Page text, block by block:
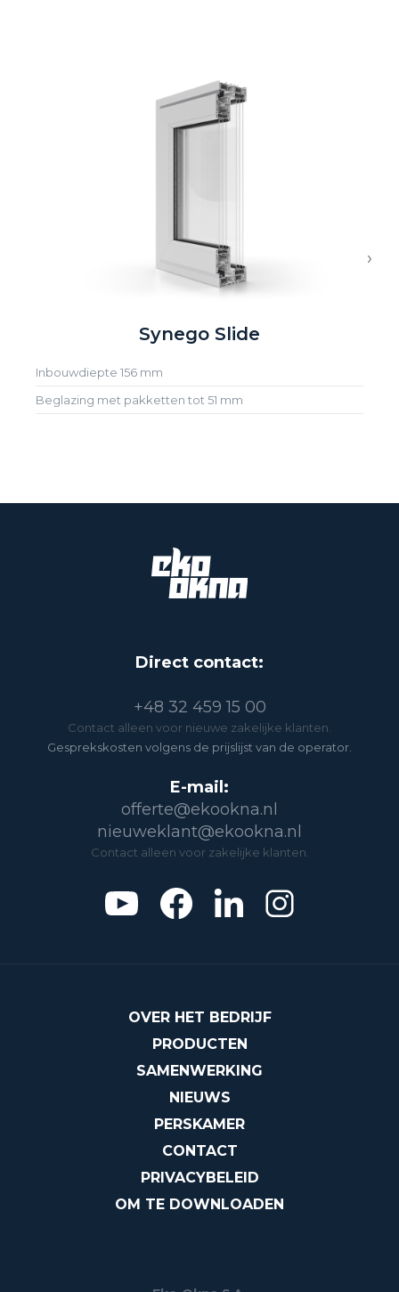
Synego Slide
Inbouwdiepte 156 mm
Beglazing met pakketten tot 51 mm
›
Direct contact:
+48 32 459 15 00
Contact alleen voor nieuwe zakelijke klanten.
Gesprekskosten volgens de prijslijst van de operator.
E-mail:
offerte@ekookna.nl
nieuweklant@ekookna.nl
Contact alleen voor zakelijke klanten.
OVER HET BEDRIJF
PRODUCTEN
SAMENWERKING
NIEUWS
PERSKAMER
CONTACT
PRIVACYBELEID
OM TE DOWNLOADEN